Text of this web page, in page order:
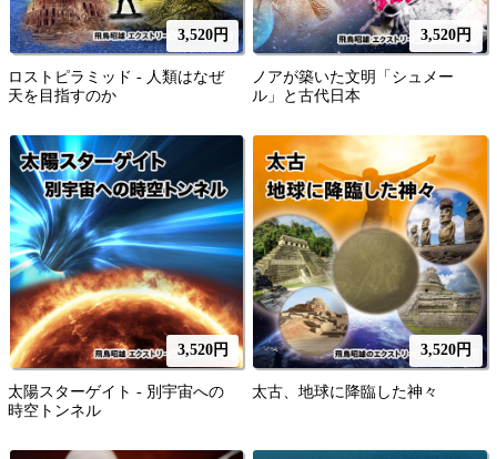
ロストピラミッド - 人類はなぜ
天を目指すのか
3,520円
ノアが築いた文明「シュメー
ル」と古代日本
3,520円
太陽スターゲイト - 別宇宙への
時空トンネル
3,520円
太古、地球に降臨した神々
3,520円